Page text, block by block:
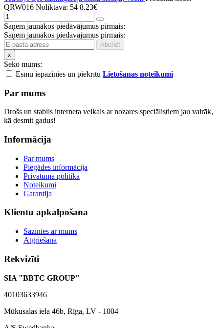
QRW016 Noliktavā: 54 8.23€
Saņem jaunākos piedāvājumus pirmais:
Saņem jaunākos piedāvājumus pirmais:
x
Seko mums:
Esmu iepazinies un piekrītu Lietošanas noteikumi
Par mums
Drošs un stabils interneta veikals ar nozares speciālistiem jau vairāk,
kā desmit gadus!
Informācija
Par mums
Piegādes informācija
Privātuma politika
Noteikumi
Garantija
Klientu apkalpošana
Sazinies ar mums
Atgriešana
Rekvizīti
SIA "BBTC GROUP"
40103633946
Mūkusalas iela 46b, Rīga, LV - 1004